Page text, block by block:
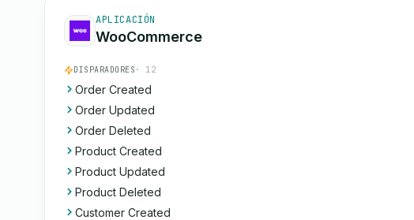
APLICACIÓN
WooCommerce
DISPARADORES · 12
Order Created
Order Updated
Order Deleted
Product Created
Product Updated
Product Deleted
Customer Created